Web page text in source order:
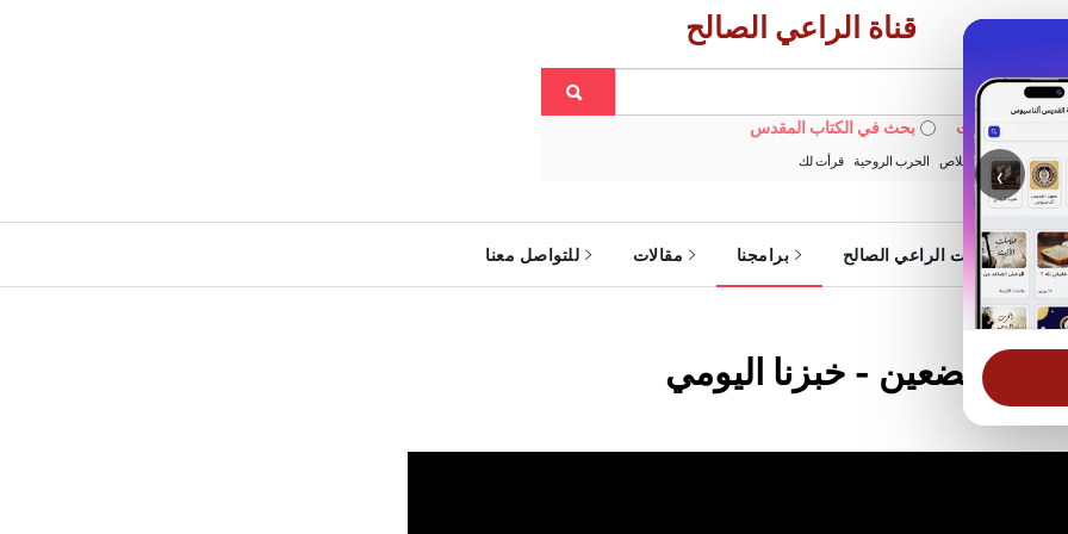
‹
قناة الراعي الصالح
في الويبسايت بحث في الكتاب المقدس
خبزنا اليومي الخلاص الحرب الروحية قرأت لك
خدمات الراعي الصالح برامجنا مقالات للتواصل معنا
المتضعين - خبزنا اليومي